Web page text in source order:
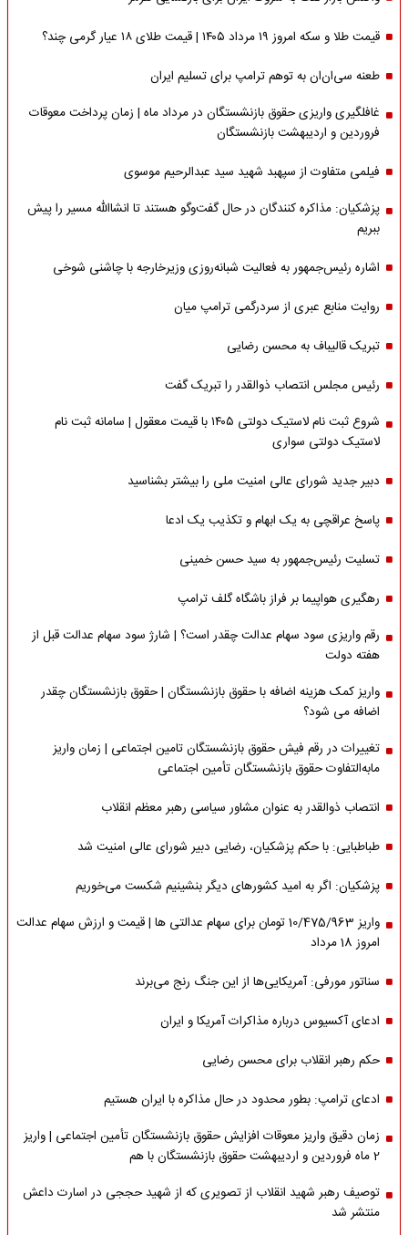
قیمت طلا و سکه امروز ۱۹ مرداد ۱۴۰۵ | قیمت طلای ۱۸ عیار گرمی چند؟
طعنه سی‌ان‌ان به توهم ترامپ برای تسلیم ایران
غافلگیری واریزی حقوق بازنشستگان در مرداد ماه | زمان پرداخت معوقات
فروردین و اردیبهشت بازنشستگان
فیلمی متفاوت از سپهبد شهید سید عبدالرحیم موسوی
پزشکیان: مذاکره کنندگان در حال گفت‌وگو هستند تا انشاالله مسیر را پیش
ببریم
اشاره‌ رئیس‌جمهور به فعالیت شبانه‌روزی وزیر‌خارجه با چاشنی شوخی
روایت منابع عبری از سردرگمی ترامپ میان
تبریک قالیباف به محسن رضایی
رئیس مجلس انتصاب ذوالقدر را تبریک گفت
شروع ثبت نام لاستیک دولتی ۱۴۰۵ با قیمت معقول | سامانه ثبت نام
لاستیک دولتی سواری
دبیر جدید شورای عالی امنیت ملی را بیشتر بشناسید
پاسخ عراقچی به یک ابهام و تکذیب یک ادعا
تسلیت رئیس‌جمهور به سید حسن خمینی
رهگیری هواپیما بر فراز باشگاه گلف ترامپ
رقم واریزی سود سهام عدالت چقدر است؟ | شارژ سود سهام عدالت قبل از
هفته دولت
واریز کمک هزینه اضافه با حقوق بازنشستگان | حقوق بازنشستگان چقدر
اضافه می شود؟
تغییرات در رقم فیش حقوق بازنشستگان تامین اجتماعی | زمان واریز
مابه‌التفاوت حقوق بازنشستگان تأمین اجتماعی
انتصاب ذوالقدر به عنوان مشاور سیاسی رهبر معظم انقلاب
طباطبایی: با حکم پزشکیان، رضایی دبیر شورای عالی امنیت شد
پزشکیان: اگر به امید کشورهای دیگر بنشینیم شکست می‌خوریم
واریز 10/475/963 تومان برای سهام عدالتی ها | قیمت و ارزش سهام عدالت
امروز 18 مرداد
سناتور مورفی: آمریکایی‌ها از این جنگ رنج می‌برند
ادعای آکسیوس درباره مذاکرات آمریکا و ایران
حکم رهبر انقلاب برای محسن رضایی
ادعای ترامپ: بطور محدود در حال مذاکره با ایران هستیم
زمان دقیق واریز معوقات افزایش حقوق بازنشستگان تأمین اجتماعی | واریز
2 ماه فروردین و اردیبهشت حقوق بازنشستگان با هم
توصیف رهبر شهید انقلاب از تصویری که از شهید حججی در اسارت داعش
منتشر شد